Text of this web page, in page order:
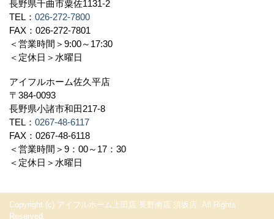
長野県千曲市粟佐1131-2
TEL： 026-272-7800
FAX：026-272-7801
＜営業時間＞9:00～17:30
＜定休日＞水曜日
アイフルホーム佐久平店
〒384-0093
長野県小諸市和田217-8
TEL： 0267-48-6117
FAX：0267-48-6118
＜営業時間＞9：00～17：30
＜定休日＞水曜日
Copyright (c) アイフルホーム上田店 長野南店 須坂店. All Rights
Reserved.